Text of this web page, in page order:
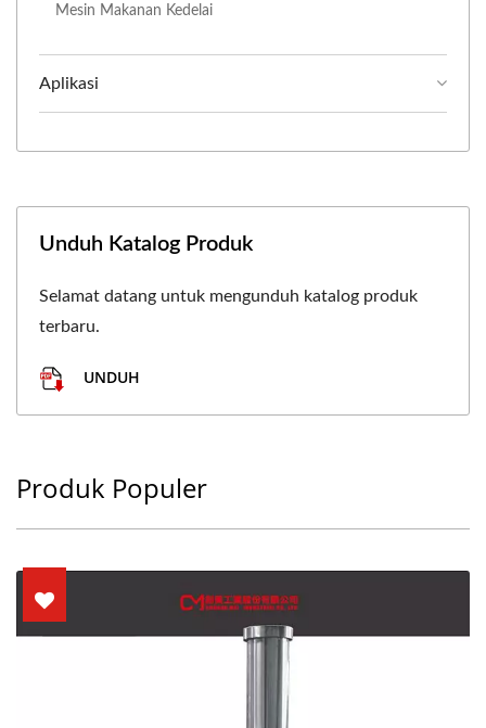
Mesin Makanan Kedelai
Aplikasi
Unduh Katalog Produk
Selamat datang untuk mengunduh katalog produk
terbaru.
UNDUH
Produk Populer